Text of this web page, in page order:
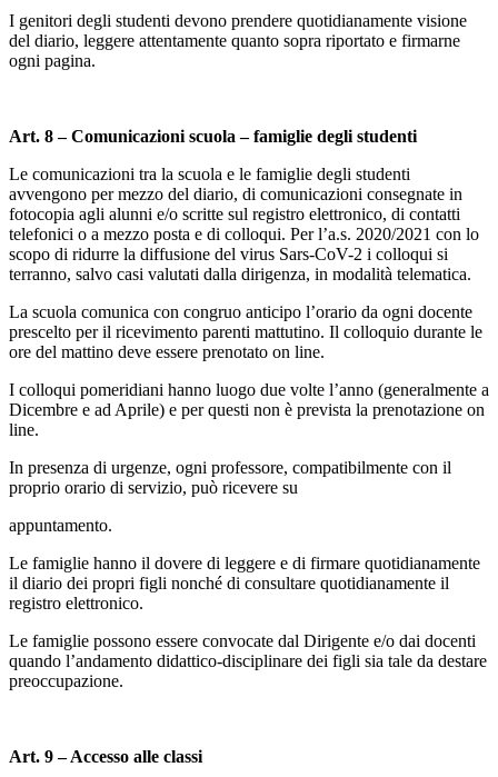
I genitori degli studenti devono prendere quotidianamente visione
del diario, leggere attentamente quanto sopra riportato e firmarne
ogni pagina.
Art. 8 – Comunicazioni scuola – famiglie degli studenti
Le comunicazioni tra la scuola e le famiglie degli studenti
avvengono per mezzo del diario, di comunicazioni consegnate in
fotocopia agli alunni e/o scritte sul registro elettronico, di contatti
telefonici o a mezzo posta e di colloqui. Per l’a.s. 2020/2021 con lo
scopo di ridurre la diffusione del virus Sars-CoV-2 i colloqui si
terranno, salvo casi valutati dalla dirigenza, in modalità telematica.
La scuola comunica con congruo anticipo l’orario da ogni docente
prescelto per il ricevimento parenti mattutino. Il colloquio durante le
ore del mattino deve essere prenotato on line.
I colloqui pomeridiani hanno luogo due volte l’anno (generalmente a
Dicembre e ad Aprile) e per questi non è prevista la prenotazione on
line.
In presenza di urgenze, ogni professore, compatibilmente con il
proprio orario di servizio, può ricevere su
appuntamento.
Le famiglie hanno il dovere di leggere e di firmare quotidianamente
il diario dei propri figli nonché di consultare quotidianamente il
registro elettronico.
Le famiglie possono essere convocate dal Dirigente e/o dai docenti
quando l’andamento didattico-disciplinare dei figli sia tale da destare
preoccupazione.
Art. 9 – Accesso alle classi